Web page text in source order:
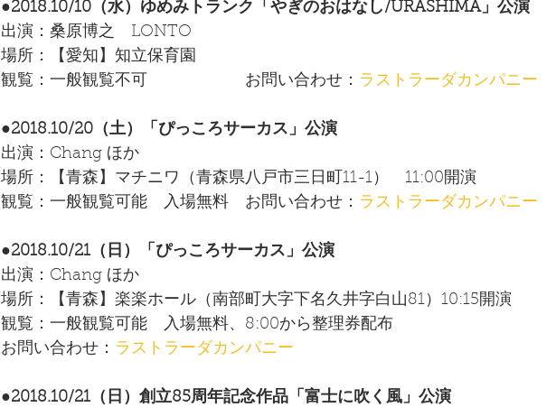
●2018.10/10（水）ゆめみトランク「やぎのおはなし/URASHIMA」公演
出演：桑原博之　LONTO
場所：【愛知】知立保育園
観覧：一般観覧不可　　　　　　お問い合わせ： ラストラーダカンパニー
●2018.10/20（土）「ぴっころサーカス」公演
出演：Chang ほか
場所：【青森】マチニワ（青森県八戸市三日町11-1）　11:00開演
観覧：一般観覧可能　入場無料　お問い合わせ： ラストラーダカンパニー
●2018.10/21（日）「ぴっころサーカス」公演
出演：Chang ほか
場所：【青森】楽楽ホール（南部町大字下名久井字白山81）10:15開演
観覧：一般観覧可能　入場無料、8:00から整理券配布
お問い合わせ： ラストラーダカンパニー
●2018.10/21（日）創立85周年記念作品「富士に吹く風」公演